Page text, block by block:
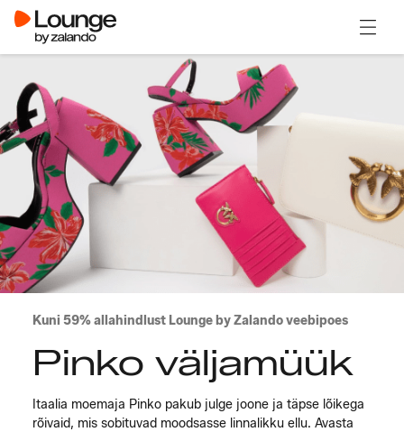
Kuni 59% allahindlust Lounge by Zalando veebipoes
Pinko väljamüük
Itaalia moemaja Pinko pakub julge joone ja täpse lõikega
rõivaid, mis sobituvad moodsasse linnalikku ellu. Avasta